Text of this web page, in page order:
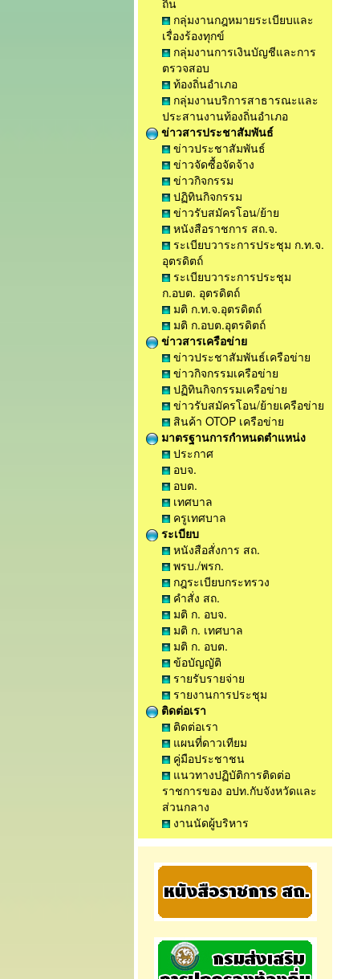
ถิ่น
กลุ่มงานกฎหมายระเบียบและ
เรื่องร้องทุกข์
กลุ่มงานการเงินบัญชีและการ
ตรวจสอบ
ท้องถิ่นอำเภอ
กลุ่มงานบริการสาธารณะและ
ประสานงานท้องถิ่นอำเภอ
ข่าวสารประชาสัมพันธ์
ข่าวประชาสัมพันธ์
ข่าวจัดซื้อจัดจ้าง
ข่าวกิจกรรม
ปฏิทินกิจกรรม
ข่าวรับสมัครโอน/ย้าย
หนังสือราชการ สถ.จ.
ระเบียบวาระการประชุม ก.ท.จ.
อุตรดิตถ์
ระเบียบวาระการประชุม
ก.อบต. อุตรดิตถ์
มติ ก.ท.จ.อุตรดิตถ์
มติ ก.อบต.อุตรดิตถ์
ข่าวสารเครือข่าย
ข่าวประชาสัมพันธ์เครือข่าย
ข่าวกิจกรรมเครือข่าย
ปฏิทินกิจกรรมเครือข่าย
ข่าวรับสมัครโอน/ย้ายเครือข่าย
สินค้า OTOP เครือข่าย
มาตรฐานการกำหนดตำแหน่ง
ประกาศ
อบจ.
อบต.
เทศบาล
ครูเทศบาล
ระเบียบ
หนังสือสั่งการ สถ.
พรบ./พรก.
กฎระเบียบกระทรวง
คำสั่ง สถ.
มติ ก. อบจ.
มติ ก. เทศบาล
มติ ก. อบต.
ข้อบัญญัติ
รายรับรายจ่าย
รายงานการประชุม
ติดต่อเรา
ติดต่อเรา
แผนที่ดาวเทียม
คู่มือประชาชน
แนวทางปฏิบัติการติดต่อ
ราชการของ อปท.กับจังหวัดและ
ส่วนกลาง
งานนัดผู้บริหาร